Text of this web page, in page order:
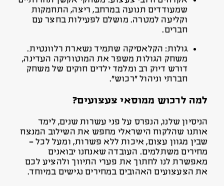
שמעודדים תנועה במרחב, ריצה, התחמקות
וקליעה למטרה. מושלם לפעילות בחצר עם
חברים.
גולות: הקלאסיקה שתמיד נשארת רלוונטית.
משחק הגולות משפר את המוטוריקה העדינה,
דורש דיוק רב ומלמד ילדים חוקים של משחק
חברתי וניהול “רכוש”.
למה לרכוש ממוסאי צעצועים?
הניסיון שלנו, הנפרס על פני עשרות שנים, לימד
אותנו שהלקוח הישראלי מחפש את השילוב המנצח
שבין מגוון עצום, איכות ללא פשרות, ומעל לכל –
מחירים משתלמים. העובדה שאנחנו יבואנים
מאפשרת לנו לחתוך את פערי התיווך ולהציע לכם
את הצעצועים האהובים במחירים נגישים במיוחד.